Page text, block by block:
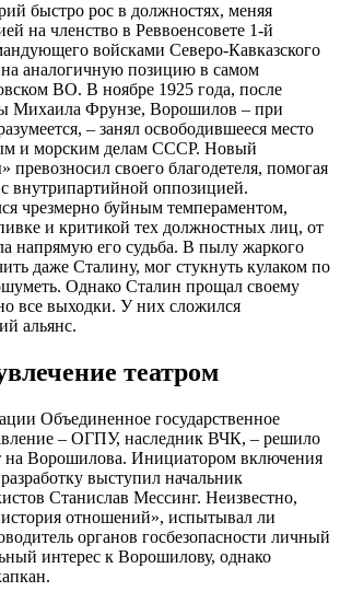
быстро рос в должностях, меняя
на членство в Реввоенсовете 1-й
войсками Северо-Кавказского
на аналогичную позицию в самом
ВО. В ноябре 1925 года, после
Михаила Фрунзе, Ворошилов – при
– занял освободившееся место
и морским делам СССР. Новый
превозносил своего благодетеля, помогая
с внутрипартийной оппозицией.
чрезмерно буйным темпераментом,
и критикой тех должностных лиц, от
напрямую его судьба. В пылу жаркого
даже Сталину, мог стукнуть кулаком по
Однако Сталин прощал своему
все выходки. У них сложился
альянс.
театром
Объединенное государственное
– ОГПУ, наследник ВЧК, – решило
на Ворошилова. Инициатором включения
выступил начальник
Станислав Мессинг. Неизвестно,
отношений», испытывал ли
органов госбезопасности личный
интерес к Ворошилову, однако